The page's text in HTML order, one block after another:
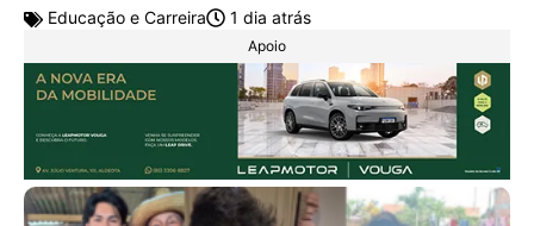
Educação e Carreira 1 dia atrás
Apoio